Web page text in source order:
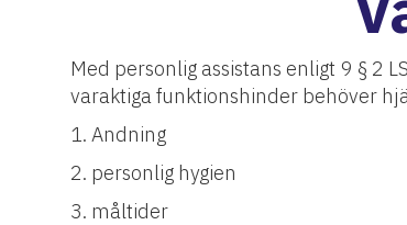
Med personlig assistans enligt 9 § 2
varaktiga funktionshinder behöver
1. Andning
2. personlig hygien
3. måltider